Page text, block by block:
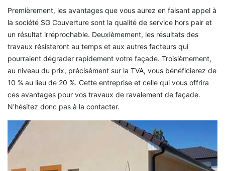
Premièrement, les avantages que vous aurez en faisant appel à
la société SG Couverture sont la qualité de service hors pair et
un résultat irréprochable. Deuxièmement, les résultats des
travaux résisteront au temps et aux autres facteurs qui
pourraient dégrader rapidement votre façade. Troisièmement,
au niveau du prix, précisément sur la TVA, vous bénéficierez de
10 % au lieu de 20 %. Cette entreprise et celle qui vous offrira
ces avantages pour vos travaux de ravalement de façade.
N'hésitez donc pas à la contacter.